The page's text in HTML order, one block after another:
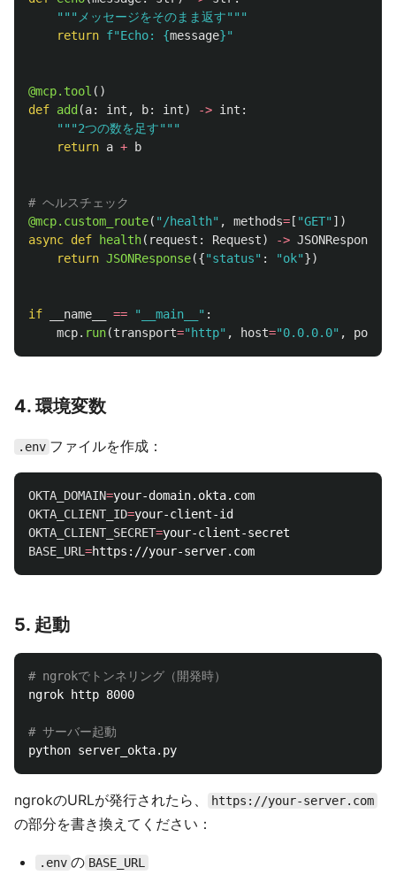
""" メッセージをそのまま返す"""
return f"Echo: {message}"
@mcp.tool ()
def add (a: int , b: int) -> int :
"""2つの数を足す"""
return a + b
@mcp.custom_route( " /health" , methods= [ "GET" ])
async def health( request : Request) -> JSONResponse
return JSONResponse({"status" : "ok"})
if __name__ == " __main__ " :
mcp. run(transport=" http" , host="0.0.0.0" , port
4. 環境変数
.env ファイルを作成：
OKTA_DOMAIN=
OKTA_CLIENT_ID=
OKTA_CLIENT_SECRET=
BASE_URL =
5. 起動
# ngrokでトンネリング（開発時）
ngrok http 8000
# サーバー起動
ngrokのURLが発行されたら、 https://your-server.com
の部分を書き換えてください：
.env の BASE_URL